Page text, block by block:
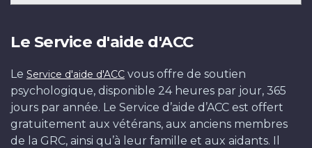
Le Service d'aide d'ACC
Le Service d'aide d'ACC vous offre de soutien
psychologique, disponible 24 heures par jour, 365
jours par année. Le Service d’aide d’ACC est offert
gratuitement aux vétérans, aux anciens membres
de la GRC, ainsi qu’à leur famille et aux aidants. Il